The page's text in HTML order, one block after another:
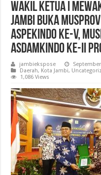
Wakil Ketua I
Jambi Buka
ASPEKINDO Ke-V,
Asdamkindo KE-II
jambiekspose
Daerah, Kota Jambi,
1,086 Views